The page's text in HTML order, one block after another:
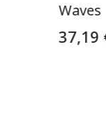
Waves
37,19